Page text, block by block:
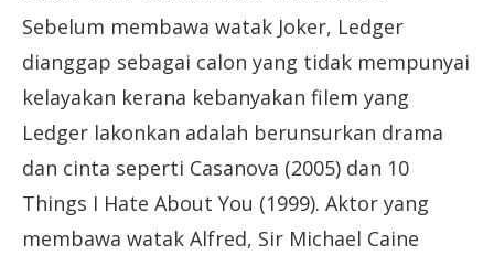
Sebelum membawa watak Joker, Ledger
dianggap sebagai calon yang tidak mempunyai
kelayakan kerana kebanyakan filem yang
Ledger lakonkan adalah berunsurkan drama
dan cinta seperti Casanova (2005) dan 10
Things I Hate About You (1999). Aktor yang
membawa watak Alfred, Sir Michael Caine